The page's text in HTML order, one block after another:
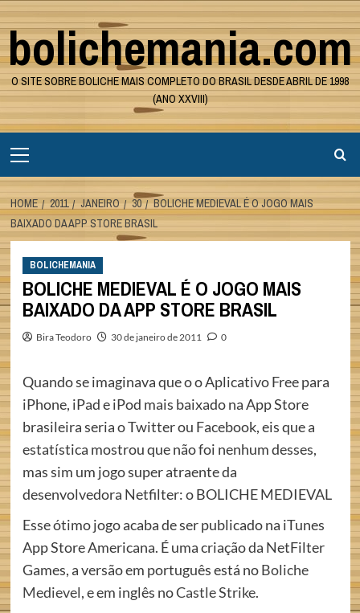
Skip
to
content
bolichemania.com
O SITE SOBRE BOLICHE MAIS COMPLETO DO BRASIL DESDE ABRIL DE 1998
(ANO XXVIII)
Menu
HOME 2011 JANEIRO 30
BOLICHE MEDIEVAL É O JOGO MAIS
BAIXADO DA APP STORE BRASIL
BOLICHEMANIA
BOLICHE MEDIEVAL É O JOGO MAIS
BAIXADO DA APP STORE BRASIL
Bira Teodoro 30 de janeiro de 2011 0
Quando se imaginava que o o Aplicativo Free para
iPhone, iPad e iPod mais baixado na App Store
brasileira seria o Twitter ou Facebook, eis que a
estatística mostrou que não foi nenhum desses,
mas sim um jogo super atraente da
desenvolvedora Netfilter: o BOLICHE MEDIEVAL
Esse ótimo jogo acaba de ser publicado na iTunes
App Store Americana. É uma criação da NetFilter
Games, a versão em português está noBoliche
Medievel, e em inglês noCastle Strike.